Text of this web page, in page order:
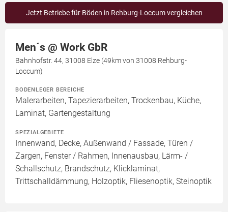
Jetzt Betriebe für Böden in Rehburg-Loccum vergleichen
Men´s @ Work GbR
Bahnhofstr. 44, 31008 Elze (49km von 31008 Rehburg-
Loccum)
BODENLEGER BEREICHE
Malerarbeiten, Tapezierarbeiten, Trockenbau, Küche,
Laminat, Gartengestaltung
SPEZIALGEBIETE
Innenwand, Decke, Außenwand / Fassade, Türen /
Zargen, Fenster / Rahmen, Innenausbau, Lärm- /
Schallschutz, Brandschutz, Klicklaminat,
Trittschalldämmung, Holzoptik, Fliesenoptik, Steinoptik